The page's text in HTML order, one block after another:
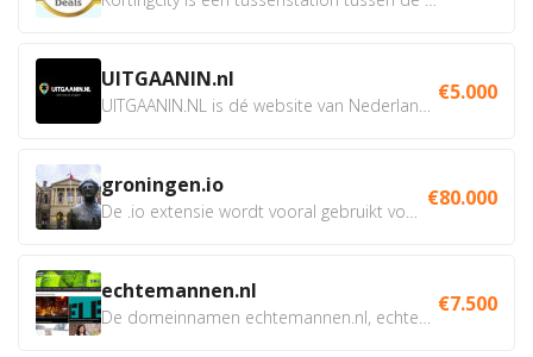
UITGAANIN.nl €5.000
groningen.io €80.000
echtemannen.nl €7.500